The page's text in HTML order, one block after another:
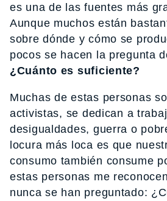
es una de las fuentes más
Aunque muchos están
sobre dónde y cómo se
pocos se hacen la pregunta
¿Cuánto es suficiente?
Muchas de estas personas
activistas, se dedican a
desigualdades, guerra o
locura más loca es que
consumo también consume
estas personas me
nunca se han preguntado: